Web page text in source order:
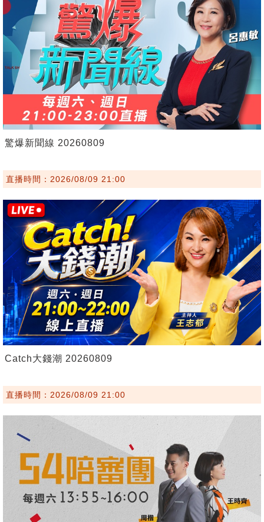
驚爆新聞線 20260809
直播時間：2026/08/09 21:00
Catch大錢潮 20260809
直播時間：2026/08/09 21:00